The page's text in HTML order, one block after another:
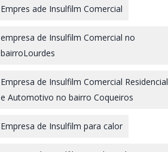
Empres ade Insulfilm Comercial
empresa de Insulfilm Comercial no
bairroLourdes
Empresa de Insulfilm Comercial Residencial
e Automotivo no bairro Coqueiros
Empresa de Insulfilm para calor